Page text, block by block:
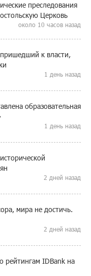
преследования
Церковь
около 10 часов назад
к власти,
1 день назад
образовательная
1 день назад
2 дней назад
мира не достичь.
2 дней назад
рейтингам IDBank на